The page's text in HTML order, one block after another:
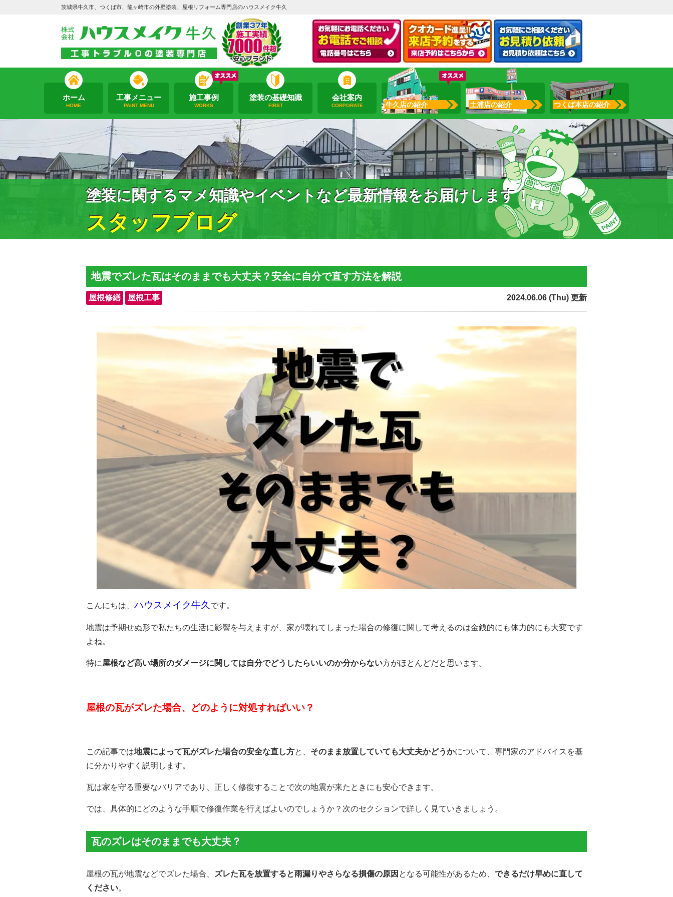
茨城県牛久市、つくば市、龍ヶ崎市の外壁塗装、屋根リフォーム専門店のハウスメイク牛久
ホーム
HOME
工事メニュー
PAINT MENU
施工事例
WORKS
塗装の基礎知識
FIRST
会社案内
CORPORATE 牛久店の紹介 土浦店の紹介 つくば本店の紹介
塗装に関するマメ知識やイベントなど最新情報をお届けします！
スタッフブログ
地震でズレた瓦はそのままでも大丈夫？安全に自分で直す方法を解説
屋根修繕 屋根工事 2024.06.06 (Thu) 更新
こんにちは、 ハウスメイク牛久 です。
地震は予期せぬ形で私たちの生活に影響を与えますが、家が壊れてしまった場合の修復に関して考えるのは金銭的にも体力的にも大変です
よね。
特に屋根など高い場所のダメージに関しては自分でどうしたらいいのか分からない方がほとんどだと思います。
屋根の瓦がズレた場合、どのように対処すればいい？
この記事では地震によって瓦がズレた場合の安全な直し方と、 そのまま放置していても大丈夫かどうかについて、専門家のアドバイスを基
に分かりやすく説明します。
瓦は家を守る重要なバリアであり、正しく修復することで次の地震が来たときにも安心できます。
では、具体的にどのような手順で修復作業を行えばよいのでしょうか？次のセクションで詳しく見ていきましょう。
瓦のズレはそのままでも大丈夫？
屋根の瓦が地震などでズレた場合、 ズレた瓦を放置すると雨漏りやさらなる損傷の原因 となる可能性があるため、 できるだけ早めに直して
ください。